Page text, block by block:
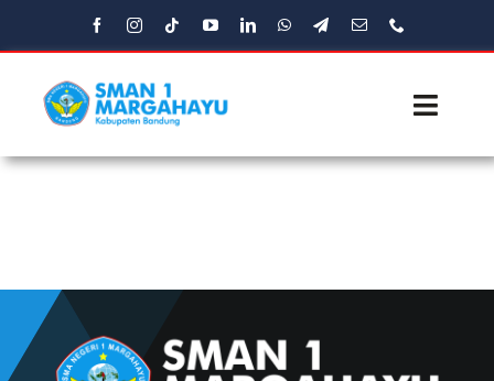
Fasilitas
Ekstrakulikuler